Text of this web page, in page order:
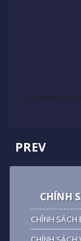
Subscribe to
PREV
CHÍNH
CHÍNH SÁCH